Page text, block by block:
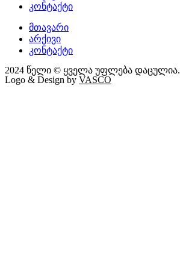
კონტაქტი
მთავარი
არქივი
კონტაქტი
2024 წელი © ყველა უფლება დაცულია.
Logo & Design by VASCO